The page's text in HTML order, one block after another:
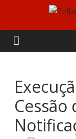
content
da
de
Cessão